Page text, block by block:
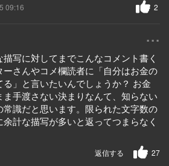
09:16 2
...
写に対してまでこんなコメント書く
ーさんやコメ欄読者に「自分はお金の
る」と言いたいんでしょうか？ お金
ま手渡さない決まりなんて、知らない
常識だと思います。限られた文字数の
計な描写が多いと返ってつまらなく
27
返信する